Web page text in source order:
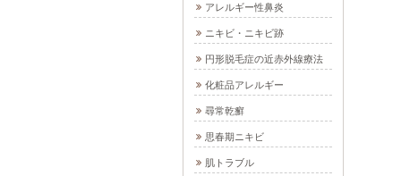
アレルギー性鼻炎
ニキビ・ニキビ跡
円形脱毛症の近赤外線療法
化粧品アレルギー
尋常乾癬
思春期ニキビ
肌トラブル